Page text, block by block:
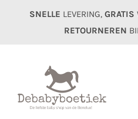
SNELLE LEVERING, GRATIS
RETOURNEREN